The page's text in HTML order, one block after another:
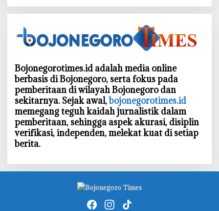
Bojonegorotimes.id adalah media online
berbasis di Bojonegoro, serta fokus pada
pemberitaan di wilayah Bojonegoro dan
sekitarnya. Sejak awal,bojonegorotimes.id
memegang teguh kaidah jurnalistik dalam
pemberitaan, sehingga aspek akurasi, disiplin
verifikasi, independen, melekat kuat di setiap
berita.